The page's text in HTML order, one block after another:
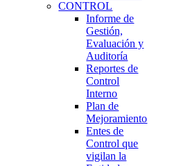
CONTROL
Informe de
Gestión,
Evaluación y
Auditoría
Reportes de
Control
Interno
Plan de
Mejoramiento
Entes de
Control que
vigilan la